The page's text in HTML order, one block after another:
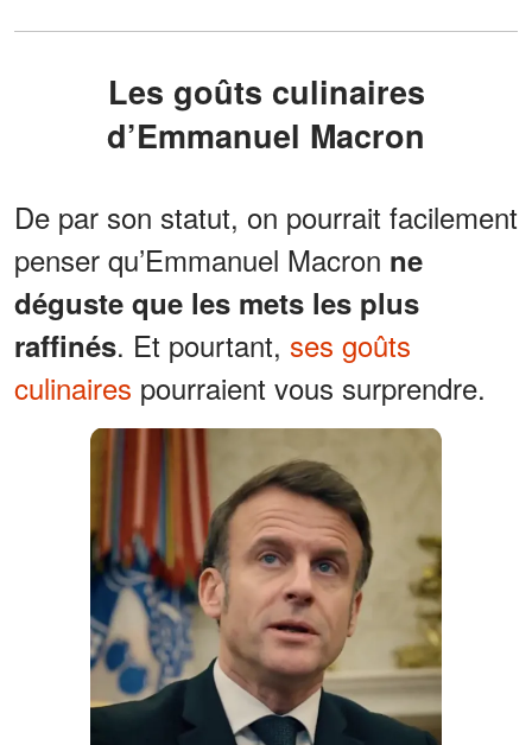
Les goûts culinaires
d’Emmanuel Macron
De par son statut, on pourrait facilement
penser qu’Emmanuel Macron ne
déguste que les mets les plus
raffinés. Et pourtant, ses goûts
culinaires pourraient vous surprendre.